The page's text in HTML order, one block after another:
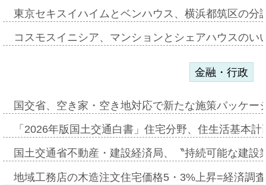
東京セキスイハイムとベンハウス、横浜都筑区の
コスモスイニシア、マンションとシェアハウスの
金融・行政
国交省、空き家・空き地対応で新たな施策パッケ
「2026年版国土交通白書」住宅分野、住生活基本
国土交通省不動産・建設経済局、〝持続可能な建
地域工務店の木造注文住宅価格5・3%上昇=経済調